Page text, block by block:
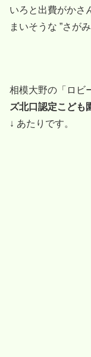
いろと出費がかさ
まいそうな ”さが
相模大野の「ロビ
ズ北口認定こども
↓ あたりです。